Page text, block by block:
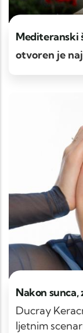
Mediteranski
otvoren je
Nakon sunca,
Ducray
ljetnim